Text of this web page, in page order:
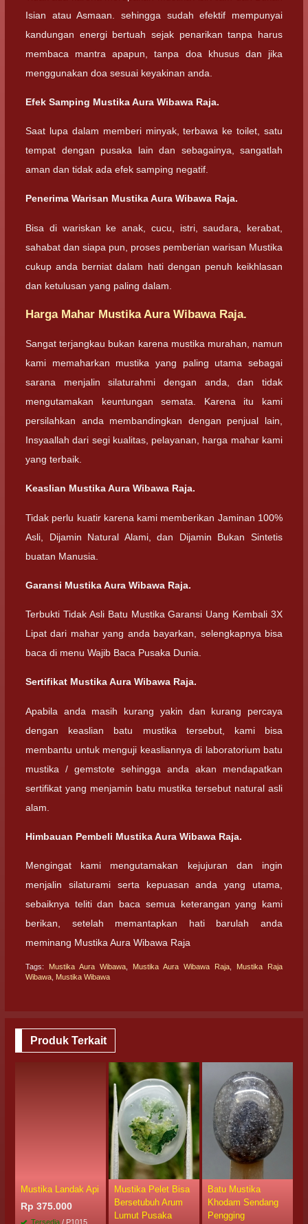
Isian atau Asmaan. sehingga sudah efektif mempunyai
kandungan energi bertuah sejak penarikan tanpa harus
membaca mantra apapun, tanpa doa khusus dan jika
menggunakan doa sesuai keyakinan anda.
Efek Samping Mustika Aura Wibawa Raja.
Saat lupa dalam memberi minyak, terbawa ke toilet, satu
tempat dengan pusaka lain dan sebagainya, sangatlah
aman dan tidak ada efek samping negatif.
Penerima Warisan Mustika Aura Wibawa Raja.
Bisa di wariskan ke anak, cucu, istri, saudara, kerabat,
sahabat dan siapa pun, proses pemberian warisan Mustika
cukup anda berniat dalam hati dengan penuh keikhlasan
dan ketulusan yang paling dalam.
Harga Mahar Mustika Aura Wibawa Raja.
Sangat terjangkau bukan karena mustika murahan, namun
kami memaharkan mustika yang paling utama sebagai
sarana menjalin silaturahmi dengan anda, dan tidak
mengutamakan keuntungan semata. Karena itu kami
persilahkan anda membandingkan dengan penjual lain,
Insyaallah dari segi kualitas, pelayanan, harga mahar kami
yang terbaik.
Keaslian Mustika Aura Wibawa Raja.
Tidak perlu kuatir karena kami memberikan Jaminan 100%
Asli, Dijamin Natural Alami, dan Dijamin Bukan Sintetis
buatan Manusia.
Garansi Mustika Aura Wibawa Raja.
Terbukti Tidak Asli Batu Mustika Garansi Uang Kembali 3X
Lipat dari mahar yang anda bayarkan, selengkapnya bisa
baca di menu Wajib Baca Pusaka Dunia.
Sertifikat Mustika Aura Wibawa Raja.
Apabila anda masih kurang yakin dan kurang percaya
dengan keaslian batu mustika tersebut, kami bisa
membantu untuk menguji keasliannya di laboratorium batu
mustika / gemstote sehingga anda akan mendapatkan
sertifikat yang menjamin batu mustika tersebut natural asli
alam.
Himbauan Pembeli Mustika Aura Wibawa Raja.
Mengingat kami mengutamakan kejujuran dan ingin
menjalin silaturami serta kepuasan anda yang utama,
sebaiknya teliti dan baca semua keterangan yang kami
berikan, setelah memantapkan hati barulah anda
meminang Mustika Aura Wibawa Raja
Tags: Mustika Aura Wibawa Mustika Aura Wibawa Raja
Mustika Raja
Wibawa Mustika Wibawa
Produk Terkait
Mustika Landak Api
Rp 375.000
Tersedia / P1015
Mustika Pelet Bisa
Bersetubuh Arum
Lumut Pusaka
Batu Mustika
Khodam Sendang
Pengging